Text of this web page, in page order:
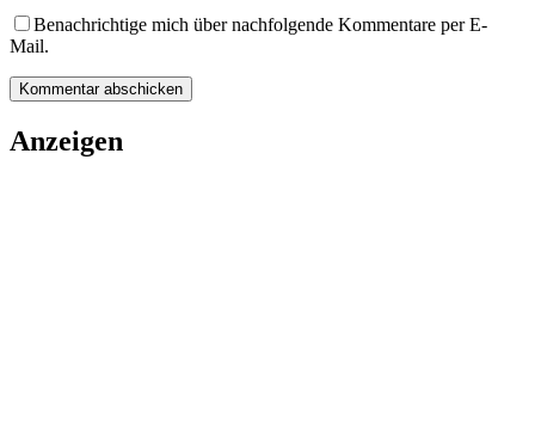
Benachrichtige mich über nachfolgende Kommentare per E-
Mail.
Anzeigen